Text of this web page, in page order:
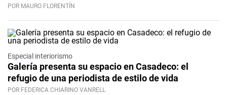
POR MAURO FLORENTÍN
Especial interiorismo
Galería presenta su espacio en Casadeco: el
refugio de una periodista de estilo de vida
POR FEDERICA CHIARINO VANRELL